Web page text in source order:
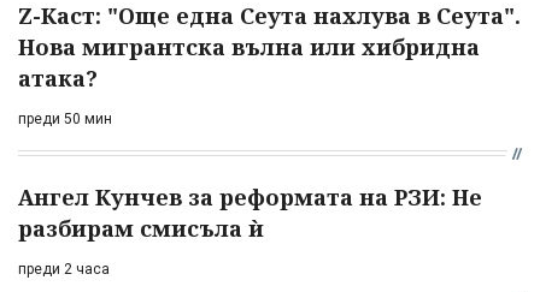
Z-Каст: "Още една Сеута нахлува в Сеута".
Нова мигрантска вълна или хибридна
атака?
преди 50 мин
Ангел Кунчев за реформата на РЗИ: Не
разбирам смисъла ѝ
преди 2 часа